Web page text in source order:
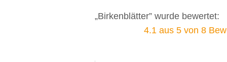
„Birkenblätter” wurde bewertet:
4.1 aus 5 von 8